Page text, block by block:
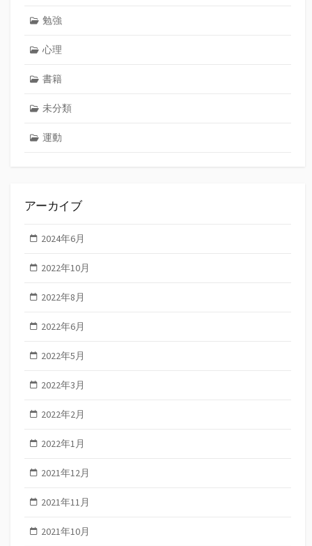
勉強
心理
書籍
未分類
運動
アーカイブ
2024年6月
2022年10月
2022年8月
2022年6月
2022年5月
2022年3月
2022年2月
2022年1月
2021年12月
2021年11月
2021年10月